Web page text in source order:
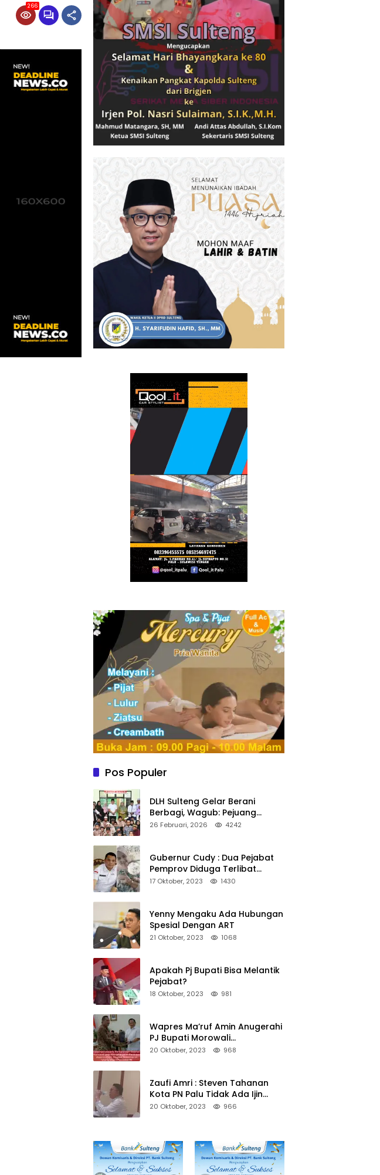
266
Pos Populer
DLH Sulteng Gelar Berani
Berbagi, Wagub: Pejuang
Lingkungan Harus Jadi Teladan
26 Februari, 2026 4242
Gubernur Cudy : Dua Pejabat
Pemprov Diduga Terlibat
Asmara Terlarang Sudah di
17 Oktober, 2023 1430
Yenny Mengaku Ada Hubungan
Spesial Dengan ART
21 Oktober, 2023 1068
Apakah Pj Bupati Bisa Melantik
Pejabat?
18 Oktober, 2023 981
Wapres Ma’ruf Amin Anugerahi
PJ Bupati Morowali
Penghargaan Paritrana Award
20 Oktober, 2023 968
Zaufi Amri : Steven Tahanan
Kota PN Palu Tidak Ada Ijin
Keluar Kota
20 Oktober, 2023 966